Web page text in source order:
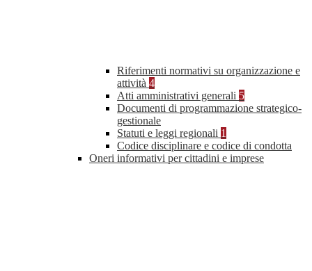
Riferimenti normativi su organizzazione e
attività 4
Atti amministrativi generali 5
Documenti di programmazione strategico-
gestionale
Statuti e leggi regionali 1
Codice disciplinare e codice di condotta
Oneri informativi per cittadini e imprese